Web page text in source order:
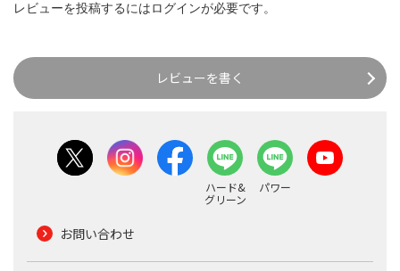
レビューを投稿するにはログインが必要です。
レビューを書く
ハード&
グリーン
パワー
お問い合わせ